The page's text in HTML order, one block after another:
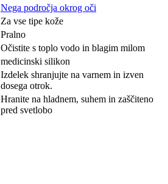
Nega področja okrog oči
Za vse tipe kože
Pralno
Očistite s toplo vodo in blagim milom
medicinski silikon
Izdelek shranjujte na varnem in izven
dosega otrok.
Hranite na hladnem, suhem in zaščiteno
pred svetlobo